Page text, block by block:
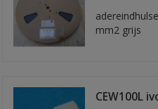
mm2 grijs
CEW100L